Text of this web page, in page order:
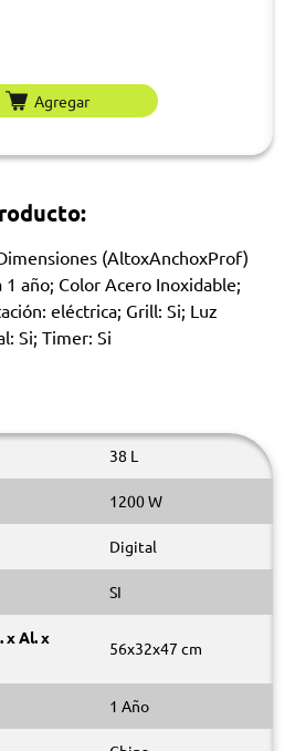
Agregar
(AltoxAnchoxProf)
año; Color Acero Inoxidable;
eléctrica; Grill: Si; Luz
Si; Timer: Si
38 L
1200 W
Digital
SI
x Al. x
56x32x47 cm
1 Año